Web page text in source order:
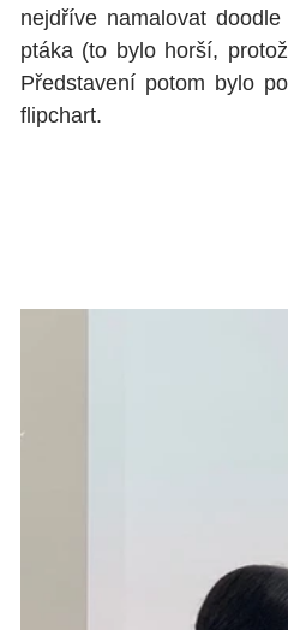
nejdříve namalovat
ptáka (to bylo horší,
Představení potom bylo
flipchart.